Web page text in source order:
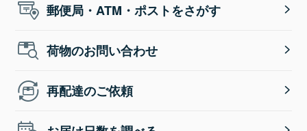
郵便局・ATM・ポストをさがす
荷物のお問い合わせ
再配達のご依頼